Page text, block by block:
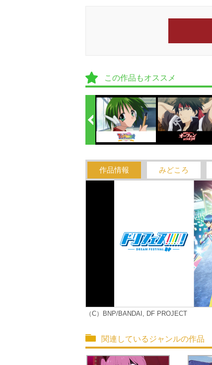
この作品もオススメ
作品情報 みどころ
（C）BNP/BANDAI, DF PROJECT
関連しているジャンルの作品